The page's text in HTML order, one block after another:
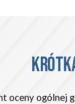
oceny ogólnej